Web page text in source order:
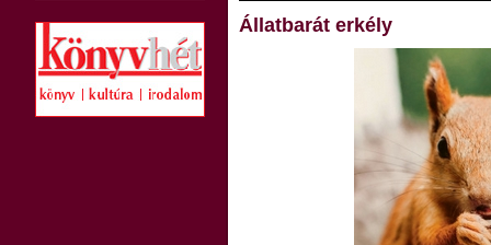
Állatbarát erkély